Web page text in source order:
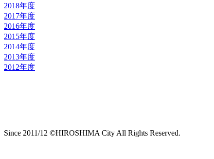
2018年度
2017年度
2016年度
2015年度
2014年度
2013年度
2012年度
Since 2011/12 ©HIROSHIMA City All Rights Reserved.